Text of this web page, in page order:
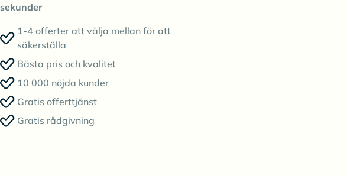
sekunder
1-4 offerter att välja mellan för att
säkerställa
Bästa pris och kvalitet
10 000 nöjda kunder
Gratis offerttjänst
Gratis rådgivning